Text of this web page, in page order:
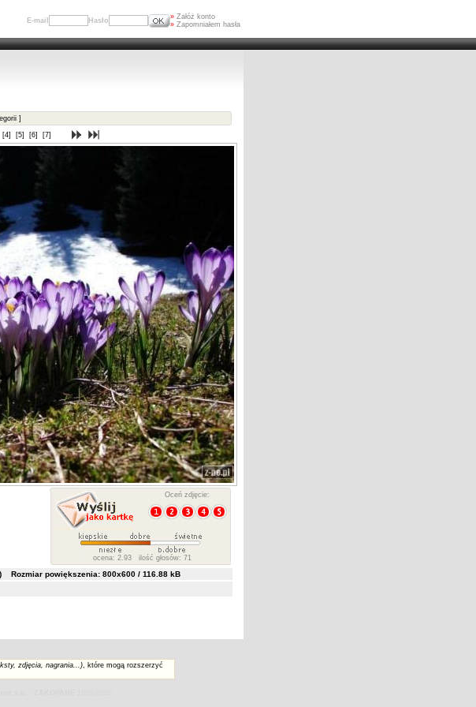
E-mail Hasło » Załóż konto
» Zapomniałem hasła
]
[4] [5] [6] [7]
Oceń zdjęcie:
ocena: 2.93 ilość głosów: 71
Rozmiar powiększenia: 800x600 / 116.88 kB
zdjęcia, nagrania...), które mogą rozszerzyć